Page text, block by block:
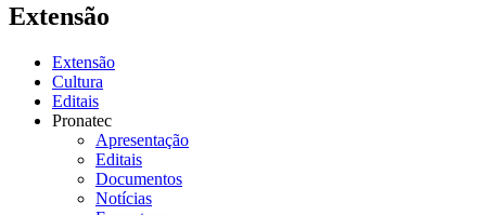
Extensão
Extensão
Cultura
Editais
Pronatec
Apresentação
Editais
Documentos
Notícias